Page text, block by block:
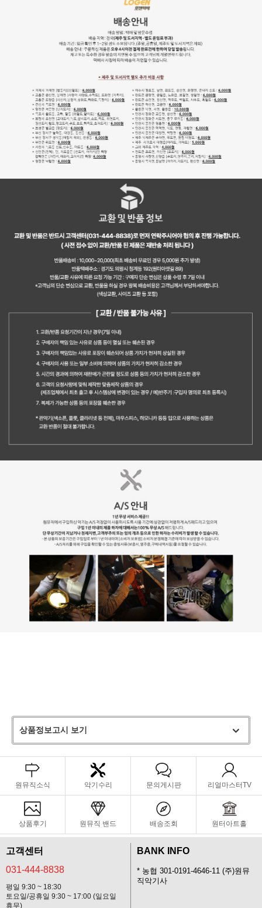
상품정보고시 보기
원뮤직소식 악기수리 문의게시판 리얼마스터TV
상품후기 원뮤직 밴드 배송조회 원터아트홀
고객센터
031-444-8838
평일 9:30 ~ 18:30
토요일/공휴일 9:30 ~ 17:00 (일요일
휴무)
BANK INFO
* 농협 301-0191-4646-11 (주)원뮤
직악기사